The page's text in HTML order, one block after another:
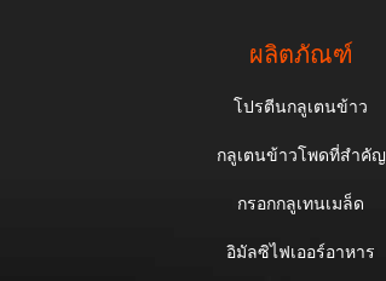
ผลิตภัณฑ์
โปรตีนกลูเตนข้าว
กลูเตนข้าวโพดที่สําคัญ
กรอกกลูเทนเมล็ด
อิมัลซิไฟเออร์อาหาร